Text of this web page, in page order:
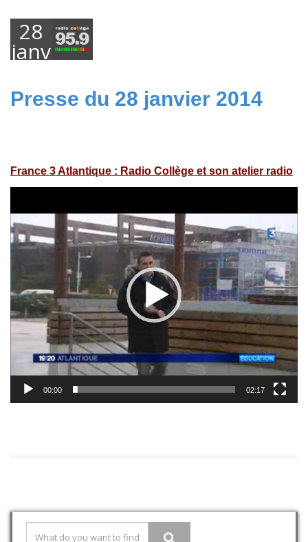
28
janvier
Presse du 28 janvier 2014
France 3 Atlantique : Radio Collège et son atelier radio
00:00 02:17